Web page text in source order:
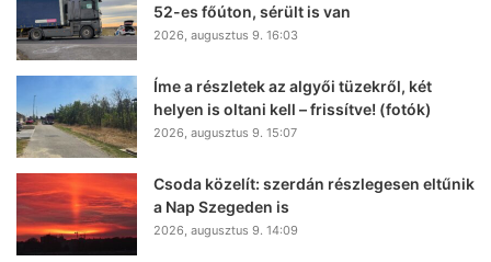
52-es főúton, sérült is van
2026, augusztus 9. 16:03
Íme a részletek az algyői tüzekről, két
helyen is oltani kell – frissítve! (fotók)
2026, augusztus 9. 15:07
Csoda közelít: szerdán részlegesen eltűnik
a Nap Szegeden is
2026, augusztus 9. 14:09